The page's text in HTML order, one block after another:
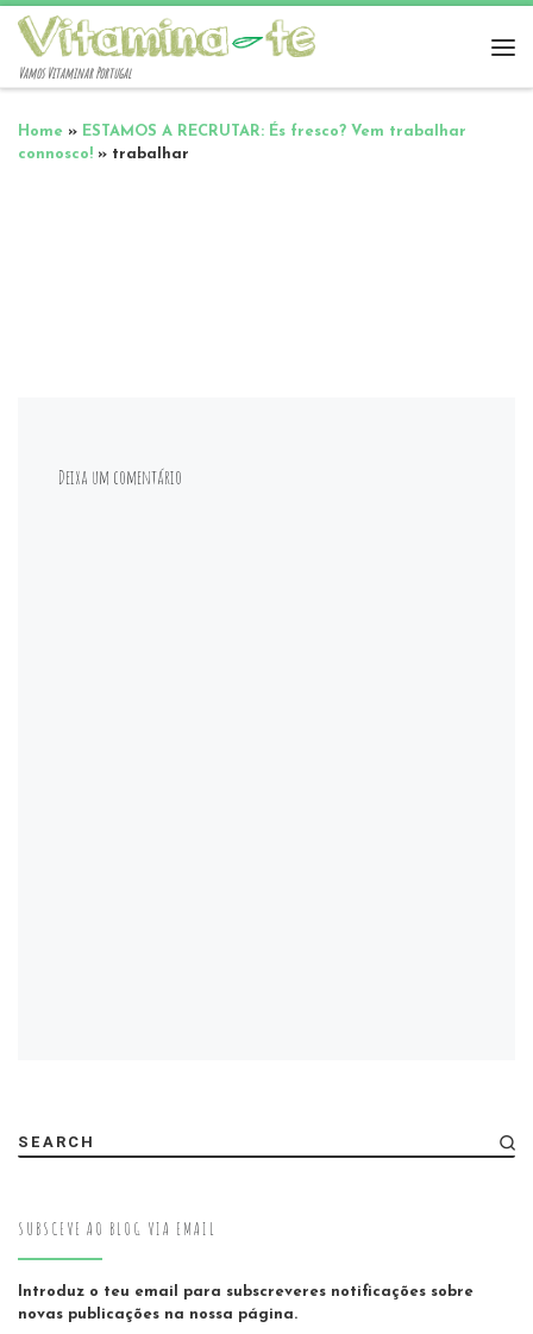
Vamos Vitaminar Portugal
Home » ESTAMOS A RECRUTAR: És fresco? Vem trabalhar
connosco! » trabalhar
Deixa um comentário
SEARCH
SUBSCEVE AO BLOG VIA EMAIL
Introduz o teu email para subscreveres notificações sobre
novas publicações na nossa página.